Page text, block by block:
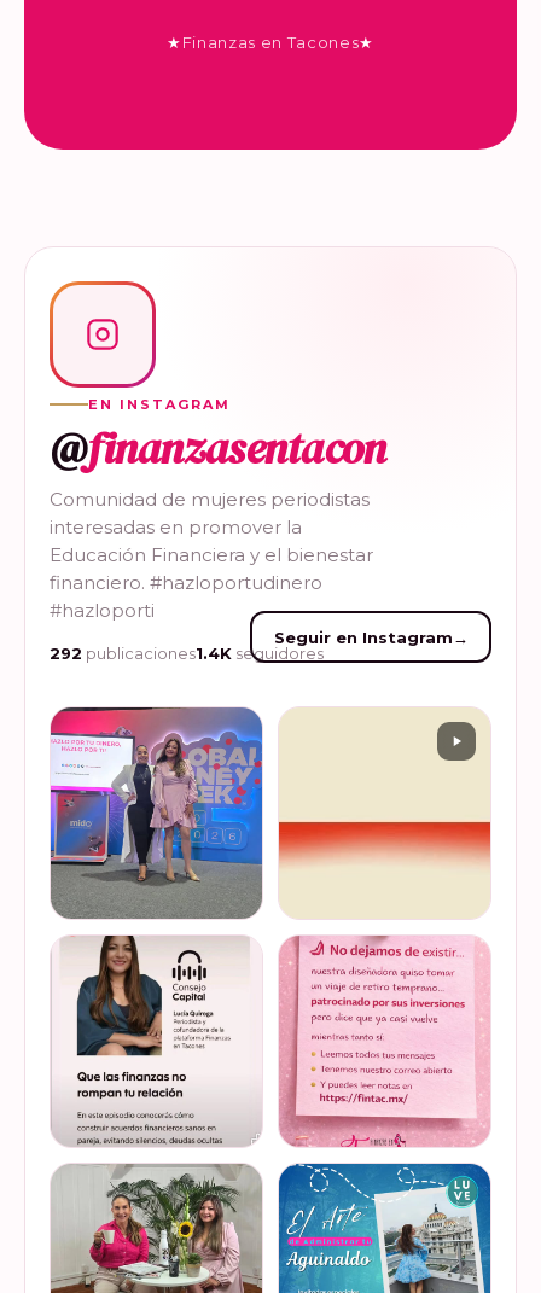
★Finanzas en Tacones★
EN INSTAGRAM
@finanzasentacon
Comunidad de mujeres periodistas
interesadas en promover la
Educación Financiera y el bienestar
financiero. #hazloportudinero
#hazloporti
292 publicaciones1.4K seguidores
Seguir en Instagram→
Felices de haber sido
invitadas, por cuarto año
consecutivo, a participar en
la Global Money Week, una
iniciativa que impulsa la
educación f…
VER EN
INSTAGRAM
Del 17 al 22 de marzo se
lleva a cabo la Global
Money Week 2026 (Semana
Mundial del Dinero).
Finanzas en Tacones
somos parte de esta
Jornada…
VER EN
INSTAGRAM
@lucyquiroga tuvo la
oportunidad de conversar
con la gran Ilana Sod, en el
#podcast Consejo Capital
de @scotiabankmx Gracias
por la invitac…
VER EN
INSTAGRAM
Prometemos que no
desaparecimos… solo
estamos reorganizando
todo (y esperando a que el
diseñador vuelva del retiro
😅). No estamos publicand…
VER EN
INSTAGRAM